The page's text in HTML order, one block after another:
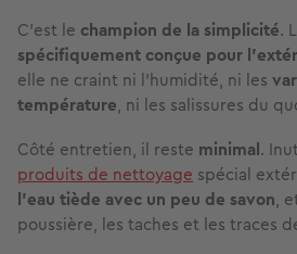
C’est le champion de la simplicité.
spécifiquement conçue pour
elle ne craint ni l’humidité, ni les
température, ni les salissures du
Côté entretien, il reste minimal.
produits de nettoyage spécial
l’eau tiède avec un peu de savon,
poussière, les taches et les traces